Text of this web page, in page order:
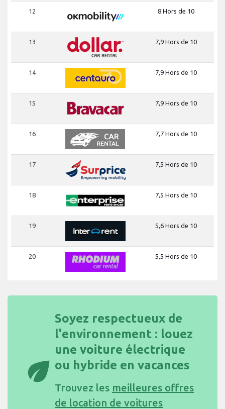
12 8 Hors de 10
13 7,9 Hors de 10
14 7,9 Hors de 10
15 7,9 Hors de 10
16 7,7 Hors de 10
17 7,5 Hors de 10
18 7,5 Hors de 10
19 5,6 Hors de 10
20 5,5 Hors de 10
eco
Soyez respectueux de
l'environnement : louez
une voiture électrique
ou hybride en vacances
Trouvez les meilleures offres
de location de voitures